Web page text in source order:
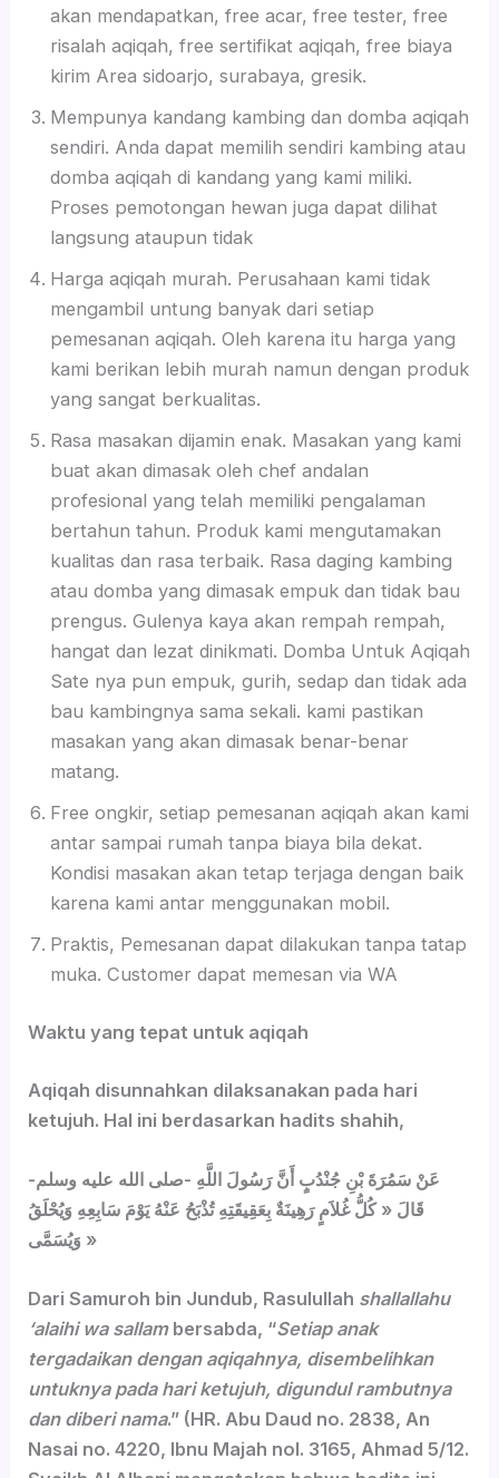
akan mendapatkan, free acar, free tester, free
risalah aqiqah, free sertifikat aqiqah, free biaya
kirim Area sidoarjo, surabaya, gresik.
Mempunya kandang kambing dan domba aqiqah
sendiri. Anda dapat memilih sendiri kambing atau
domba aqiqah di kandang yang kami miliki.
Proses pemotongan hewan juga dapat dilihat
langsung ataupun tidak
Harga aqiqah murah. Perusahaan kami tidak
mengambil untung banyak dari setiap
pemesanan aqiqah. Oleh karena itu harga yang
kami berikan lebih murah namun dengan produk
yang sangat berkualitas.
Rasa masakan dijamin enak. Masakan yang kami
buat akan dimasak oleh chef andalan
profesional yang telah memiliki pengalaman
bertahun tahun. Produk kami mengutamakan
kualitas dan rasa terbaik. Rasa daging kambing
atau domba yang dimasak empuk dan tidak bau
prengus. Gulenya kaya akan rempah rempah,
hangat dan lezat dinikmati. Domba Untuk Aqiqah
Sate nya pun empuk, gurih, sedap dan tidak ada
bau kambingnya sama sekali. kami pastikan
masakan yang akan dimasak benar-benar
matang.
Free ongkir, setiap pemesanan aqiqah akan kami
antar sampai rumah tanpa biaya bila dekat.
Kondisi masakan akan tetap terjaga dengan baik
karena kami antar menggunakan mobil.
Praktis, Pemesanan dapat dilakukan tanpa tatap
muka. Customer dapat memesan via WA
Waktu yang tepat untuk aqiqah
Aqiqah disunnahkan dilaksanakan pada hari
ketujuh. Hal ini berdasarkan hadits shahih,
عَنْ سَمُرَةَ بْنِ جُنْدُبٍ أَنَّ رَسُولَ اللَّهِ -صلى الله عليه وسلم-
قَالَ « كُلُّ غُلاَمٍ رَهِينَةٌ بِعَقِيقَتِهِ تُذْبَحُ عَنْهُ يَوْمَ سَابِعِهِ وَيُحْلَقُ
وَيُسَمَّى »
Dari Samuroh bin Jundub, Rasulullah shallallahu
‘alaihi wa sallambersabda, “Setiap anak
tergadaikan dengan aqiqahnya, disembelihkan
untuknya pada hari ketujuh, digundul rambutnya
dan diberi nama.” (HR. Abu Daud no. 2838, An
Nasai no. 4220, Ibnu Majah nol. 3165, Ahmad 5/12.